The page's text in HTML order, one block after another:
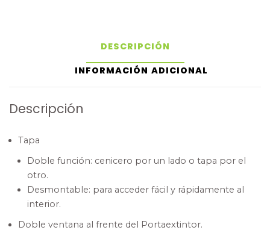
DESCRIPCIÓN
INFORMACIÓN ADICIONAL
Descripción
Tapa
Doble función: cenicero por un lado o tapa por el
otro.
Desmontable: para acceder fácil y rápidamente al
interior.
Doble ventana al frente del Portaextintor.